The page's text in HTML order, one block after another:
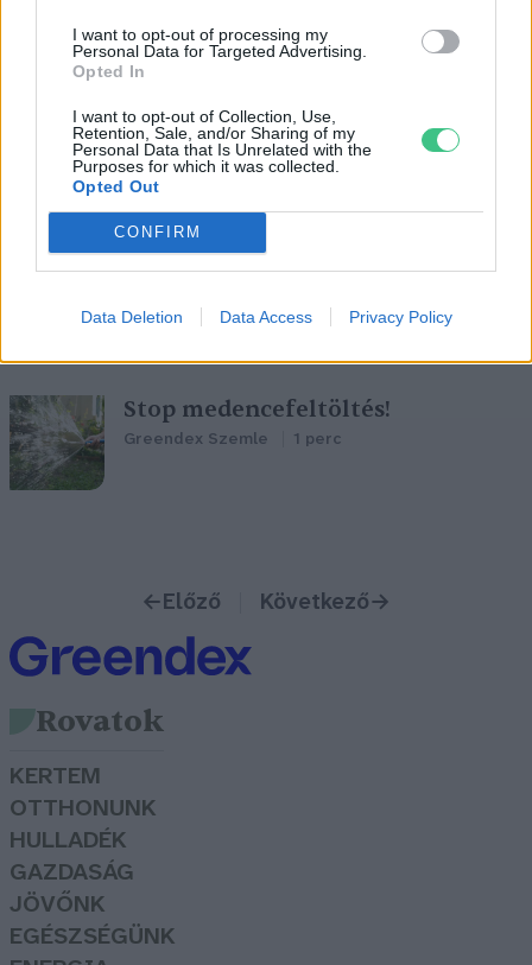
I want to opt-out of processing my
Personal Data for Targeted Advertising.
Opted In
I want to opt-out of Collection, Use,
Retention, Sale, and/or Sharing of my
Personal Data that Is Unrelated with the
Purposes for which it was collected.
Opted Out
CONFIRM
Data Deletion Data Access Privacy Policy
A budapesti állatkert felkészült a
hőhullámra
Elkerülhetetlenné válik a Paksi
Atomerőmű teljes leállítása
Stop medencefeltöltés!
Greendex Szemle 1 perc
←Előző Következő→
Rovatok
KERTEM
OTTHONUNK
HULLADÉK
GAZDASÁG
JÖVŐNK
EGÉSZSÉGÜNK